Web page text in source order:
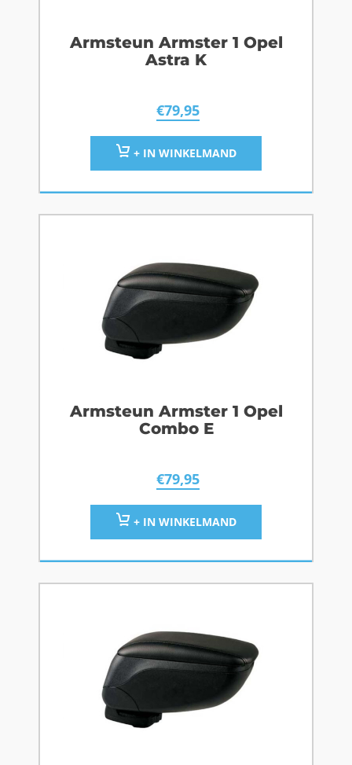
Armsteun Armster 1 Opel
Astra K
€79,95
+ IN WINKELMAND
Armsteun Armster 1 Opel
Combo E
€79,95
+ IN WINKELMAND